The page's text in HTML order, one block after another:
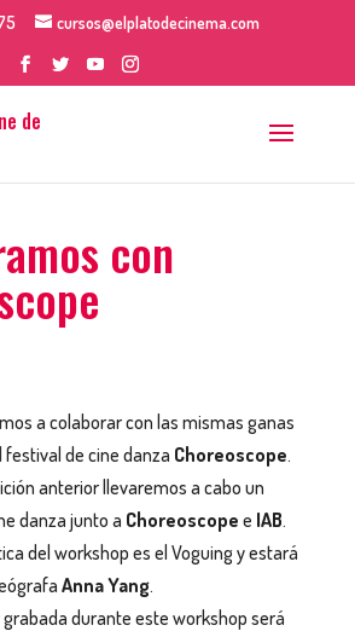
cursos@elplatodecinema.com
con
a colaborar con las mismas ganas
de cine danza Choreoscope.
anterior llevaremos a cabo un
danza junto a Choreoscope e IAB.
del workshop es el Voguing y estará
Anna Yang.
grabada durante este workshop será